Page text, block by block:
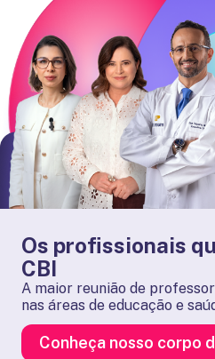
Os profissionais
CBI
A maior reunião de
nas áreas de educação e
Conheça nosso corpo